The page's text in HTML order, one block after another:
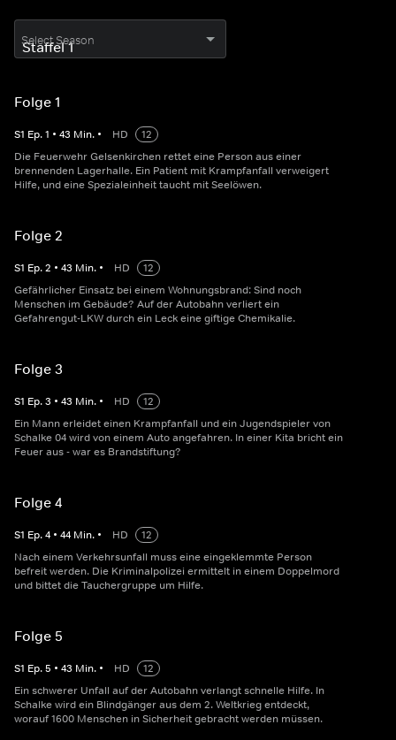
Select Season
Folge 1
S1 Ep.1 • 43 Min. • HD
12
Die Feuerwehr Gelsenkirchen rettet eine Person aus einer
brennenden Lagerhalle. Ein Patient mit Krampfanfall verweigert
Hilfe, und eine Spezialeinheit taucht mit Seelöwen.
Folge 2
S1 Ep.2 • 43 Min. • HD
12
Gefährlicher Einsatz bei einem Wohnungsbrand: Sind noch
Menschen im Gebäude? Auf der Autobahn verliert ein
Gefahrengut-LKW durch ein Leck eine giftige Chemikalie.
Folge 3
S1 Ep.3 • 43 Min. • HD
12
Ein Mann erleidet einen Krampfanfall und ein Jugendspieler von
Schalke 04 wird von einem Auto angefahren. In einer Kita bricht ein
Feuer aus - war es Brandstiftung?
Folge 4
S1 Ep.4 • 44 Min. • HD
12
Nach einem Verkehrsunfall muss eine eingeklemmte Person
befreit werden. Die Kriminalpolizei ermittelt in einem Doppelmord
und bittet die Tauchergruppe um Hilfe.
Folge 5
S1 Ep.5 • 43 Min. • HD
12
Ein schwerer Unfall auf der Autobahn verlangt schnelle Hilfe. In
Schalke wird ein Blindgänger aus dem 2. Weltkrieg entdeckt,
worauf 1600 Menschen in Sicherheit gebracht werden müssen.